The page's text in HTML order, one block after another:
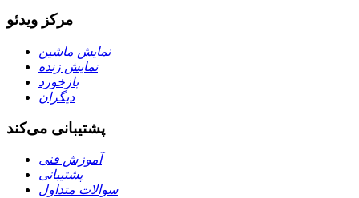
مرکز ویدئو
نمایش ماشین
نمایش زنده
بازخورد
دیگران
پشتیبانی می‌کند
آموزش فنی
پشتیبانی
سوالات متداول